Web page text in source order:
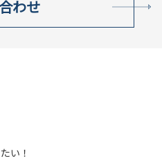
わせ
い！